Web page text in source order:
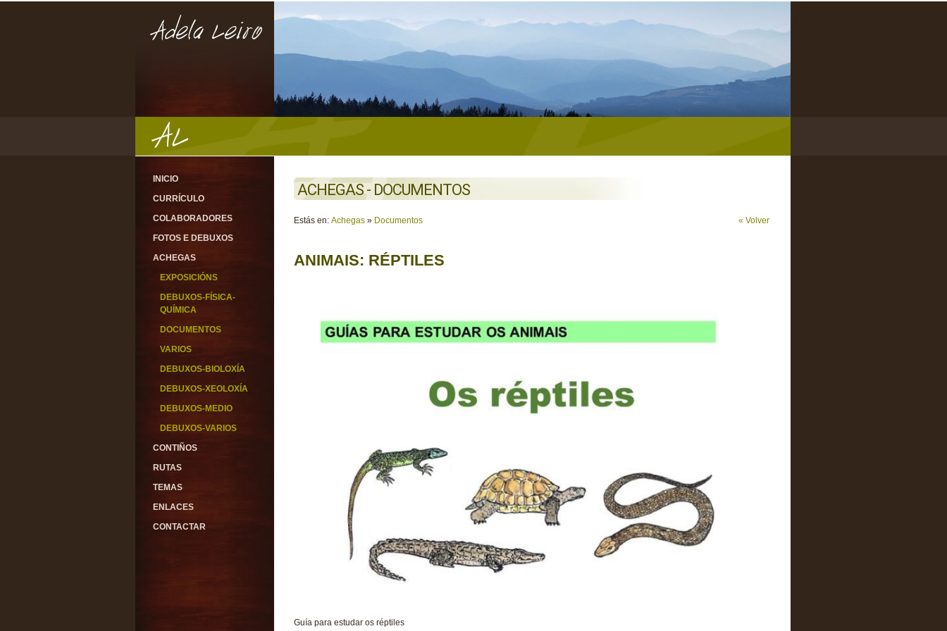
INICIO
CURRÍCULO
COLABORADORES
FOTOS E DEBUXOS
ACHEGAS
EXPOSICIÓNS
DEBUXOS-FÍSICA-
QUÍMICA
DOCUMENTOS
VARIOS
DEBUXOS-BIOLOXÍA
DEBUXOS-XEOLOXÍA
DEBUXOS-MEDIO
DEBUXOS-VARIOS
CONTIÑOS
RUTAS
TEMAS
ENLACES
CONTACTAR
ACHEGAS - DOCUMENTOS
« Volver
Estás en: Achegas » Documentos
ANIMAIS: RÉPTILES
Guía para estudar os réptiles